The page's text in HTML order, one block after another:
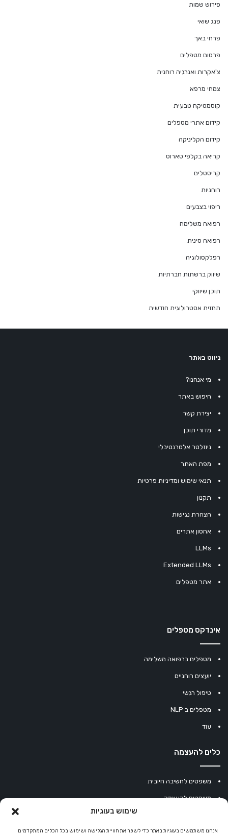
שימוש בעוגיות
אנחנו משתמשים בעוגיות באתר כדי לשפר את חוויית הגלישה ושימוש בכל הכלים המתקדמים
פירוש שמות
פנג שואי
פרחי באך
פרסום מטפלים
צ'אקרות ואנרגיה רוחנית
צמחי מרפא
קוסמטיקה טבעית
קידום אתרי מטפלים
קידום הקליניקה
קריאה בקלפי טארוט
קריסטלים
רוחניות
ריפוי בצבעים
רפואה משלימה
רפואה סינית
רפלקסולוגיה
שיווק ברשתות חברתיות
תוכן שיווקי
תחזית אסטרולוגית חודשית
ניווט באתר
מי אנחנו?
חיפוש באתר
יצירת קשר
מדורי תוכן
ניוזלטר אלטרנטיבלי
מפת האתר
תנאי שימוש ומדיניות פרטיות
תקנון
הצהרת נגישות
אחסון אתרים
LLMs
Extended LLMs
אתר מטפלים
אינדקס מטפלים
מטפלים ברפואה משלימה
יועצים רוחניים
טיפול רגשי
מטפלים ב NLP
עוד
כלים להעצמה
משפטים לחשיבה חיובית
משפטים להעצמה
מחשבון נומרולוגיה